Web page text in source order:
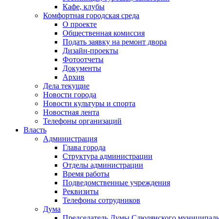
Кафе, клубы
Комфортная городская среда
О проекте
Общественная комиссия
Подать заявку на ремонт двора
Дизайн-проекты
Фотоотчеты
Документы
Архив
Дела текущие
Новости города
Новости культуры и спорта
Новостная лента
Телефоны организаций
Власть
Администрация
Глава города
Структура администрации
Отделы администрации
Время работы
Подведомственные учреждения
Реквизиты
Телефоны сотрудников
Дума